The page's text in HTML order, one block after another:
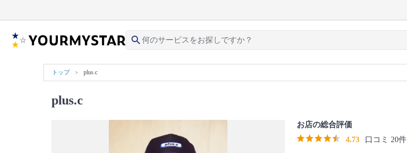
search
トップ plus.c
plus.c
お店の総合評価
4.73
口コミ 20件